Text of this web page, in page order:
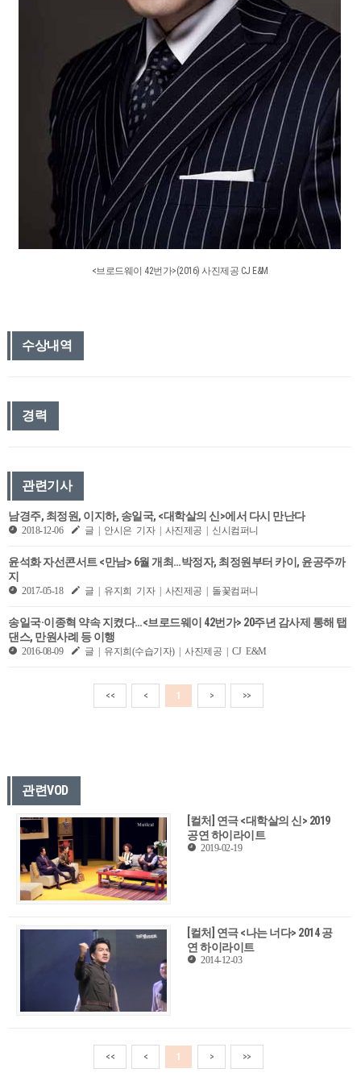
<브로드웨이 42번가>(2016) 사진제공 CJ E&M
수상내역
경력
관련기사
남경주, 최정원, 이지하, 송일국, <대학살의 신>에서 다시 만난다
2018-12-06 글 | 안시은 기자 | 사진제공 | 신시컴퍼니
윤석화 자선콘서트 <만남> 6월 개최…박정자, 최정원부터 카이, 윤공주까
지
2017-05-18 글 | 유지희 기자 | 사진제공 | 돌꽃컴퍼니
송일국·이종혁 약속 지켰다…<브로드웨이 42번가> 20주년 감사제 통해 탭
댄스, 만원사례 등 이행
2016-08-09 글 | 유지희(수습기자) | 사진제공 | CJ E&M
<< < 1 > >>
관련VOD
[컬처] 연극 <대학살의 신> 2019
공연 하이라이트
2019-02-19
[컬처] 연극 <나는 너다> 2014 공
연 하이라이트
2014-12-03
<< < 1 > >>